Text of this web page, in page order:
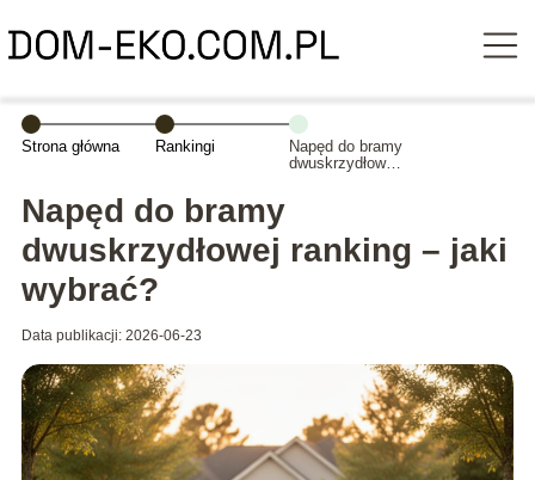
Strona główna Rankingi
Napęd do bramy
dwuskrzydłowej
Napęd do bramy
dwuskrzydłowej ranking – jaki
wybrać?
Data publikacji: 2026-06-23